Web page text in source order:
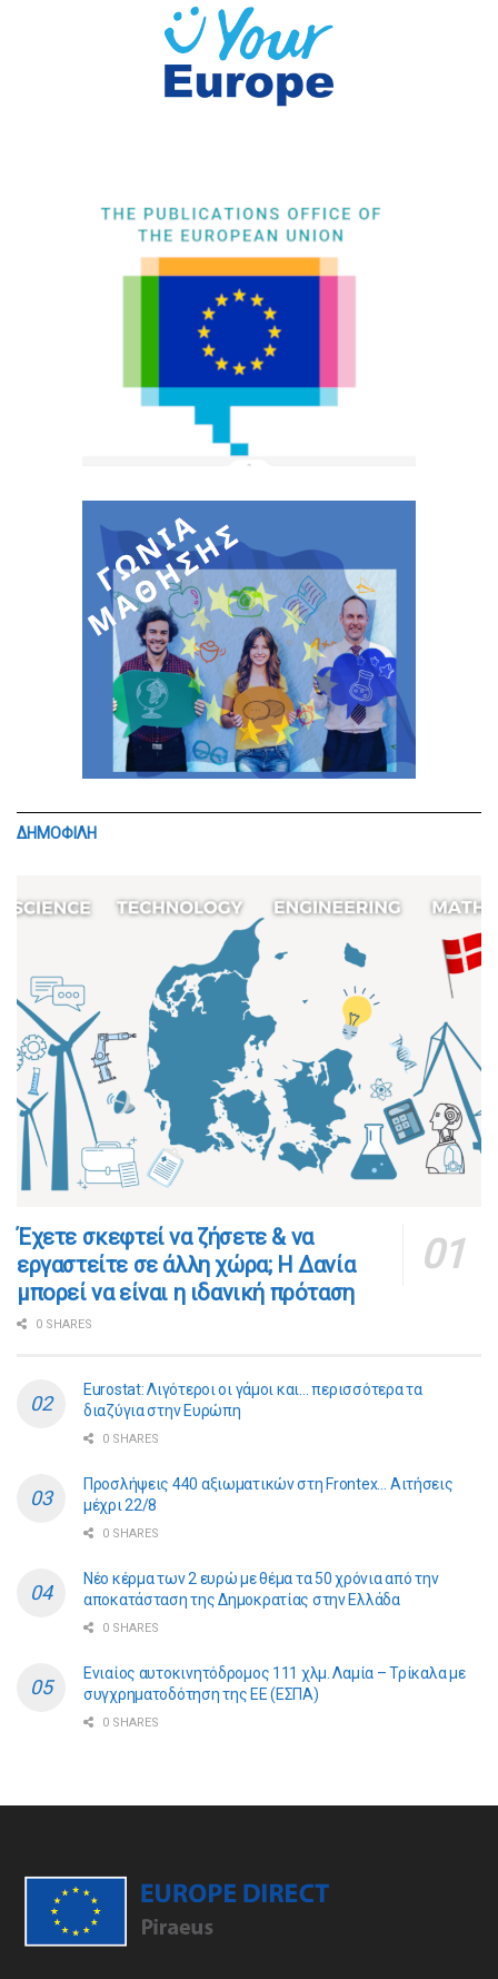
ΔΗΜΟΦΙΛΗ
​​Έχετε σκεφτεί να ζήσετε & να
εργαστείτε σε άλλη χώρα; Η Δανία
μπορεί να είναι η ιδανική πρόταση
0 SHARES
Eurostat: Λιγότεροι οι γάμοι και… περισσότερα τα
διαζύγια στην Ευρώπη
0 SHARES
Προσλήψεις 440 αξιωματικών στη Frontex… Αιτήσεις
μέχρι 22/8
0 SHARES
Νέο κέρμα των 2 ευρώ με θέμα τα 50 χρόνια από την
αποκατάσταση της Δημοκρατίας στην Ελλάδα
0 SHARES
Ενιαίος αυτοκινητόδρομος 111 χλμ. Λαμία – Τρίκαλα με
συγχρηματοδότηση της ΕE (ΕΣΠΑ)
0 SHARES